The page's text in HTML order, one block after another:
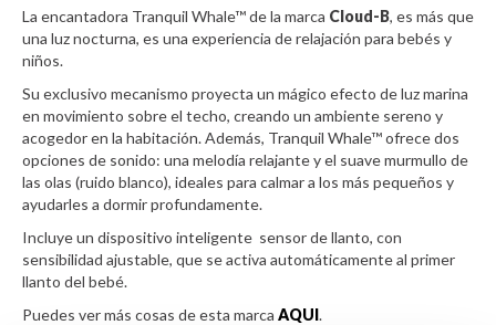
La encantadora Tranquil Whale™ de la marca Cloud-B, es más que
una luz nocturna, es una experiencia de relajación para bebés y
niños.
Su exclusivo mecanismo proyecta un mágico efecto de luz marina
en movimiento sobre el techo, creando un ambiente sereno y
acogedor en la habitación. Además, Tranquil Whale™ ofrece dos
opciones de sonido: una melodía relajante y el suave murmullo de
las olas (ruido blanco), ideales para calmar a los más pequeños y
ayudarles a dormir profundamente.
Incluye un dispositivo inteligente sensor de llanto, con
sensibilidad ajustable, que se activa automáticamente al primer
llanto del bebé.
Puedes ver más cosas de esta marca AQUI.